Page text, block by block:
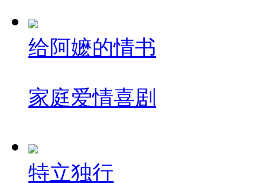
给阿嬷的情书
家庭爱情喜剧
特立独行